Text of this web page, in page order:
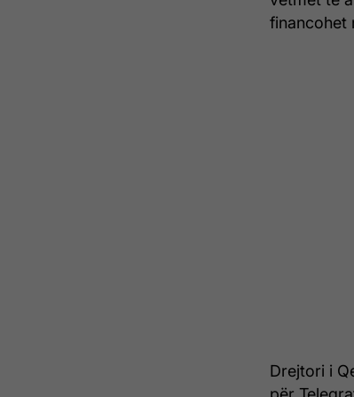
financohet
Drejtori i